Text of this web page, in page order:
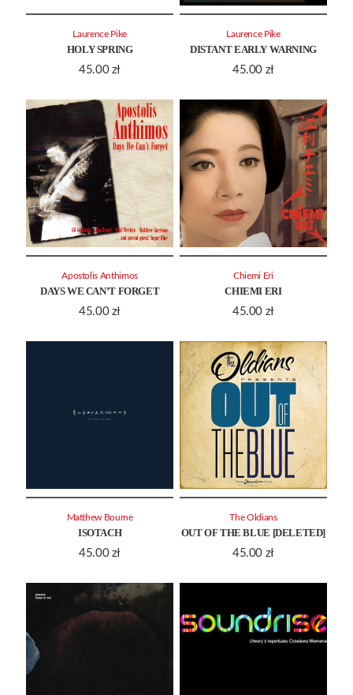
HOLY SPRING
45.00 zł
Laurence Pike
DISTANT EARLY WARNING
45.00 zł
Laurence Pike
DAYS WE CAN’T FORGET
45.00 zł
Apostolis Anthimos
CHIEMI ERI
45.00 zł
Chiemi Eri
ISOTACH
45.00 zł
Matthew Bourne
OUT OF THE BLUE [DELETED]
45.00 zł
The Oldians